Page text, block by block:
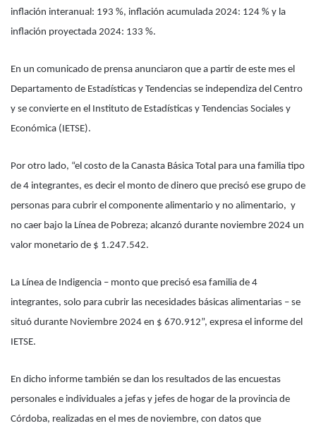
inflación interanual: 193 %, inflación acumulada 2024: 124 % y la
inflación proyectada 2024: 133 %.
En un comunicado de prensa anunciaron que a partir de este mes el
Departamento de Estadísticas y Tendencias se independiza del Centro
y se convierte en el Instituto de Estadísticas y Tendencias Sociales y
Económica (IETSE).
Por otro lado, “el costo de la Canasta Básica Total para una familia tipo
de 4 integrantes, es decir el monto de dinero que precisó ese grupo de
personas para cubrir el componente alimentario y no alimentario, y
no caer bajo la Línea de Pobreza; alcanzó durante noviembre 2024 un
valor monetario de $ 1.247.542.
La Línea de Indigencia – monto que precisó esa familia de 4
integrantes, solo para cubrir las necesidades básicas alimentarias – se
situó durante Noviembre 2024 en $ 670.912”, expresa el informe del
IETSE.
En dicho informe también se dan los resultados de las encuestas
personales e individuales a jefas y jefes de hogar de la provincia de
Córdoba, realizadas en el mes de noviembre, con datos que